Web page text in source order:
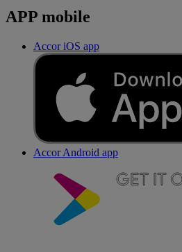
APP mobile
Accor iOS app
Accor Android app